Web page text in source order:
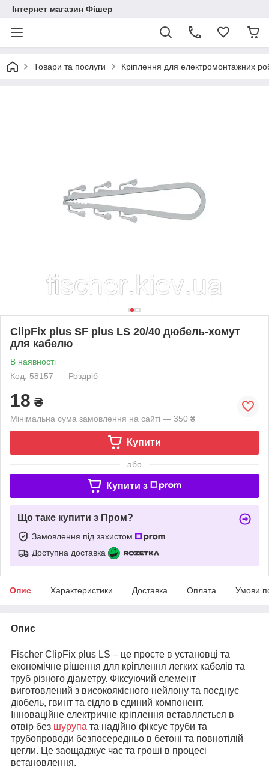
Інтернет магазин Фішер
Товари та послуги Кріплення для електромонтажних
ClipFix plus SF plus LS 20/40 дюбель-хомут
для кабелю
В наявності
Код: 58157
Роздріб
18 ₴
Мінімальна сума замовлення на сайті — 350 ₴
Купити
або
Купити з
Що таке купити з Пром?
Замовлення під захистом
Доступна доставка
Опис Характеристики Доставка Оплата Умови
Опис
Fischer ClipFix plus LS – це просте в установці та
економічне рішення для кріплення легких кабелів та
труб різного діаметру. Фіксуючий елемент
виготовлений з високоякісного нейлону та поєднує
дюбель, гвинт та сідло в єдиний компонент.
Інноваційне електричне кріплення вставляється в
отвір без шурупа та надійно фіксує труби та
трубопроводи безпосередньо в бетоні та повнотілій
цегли. Це заощаджує час та гроші в процесі
встановлення.